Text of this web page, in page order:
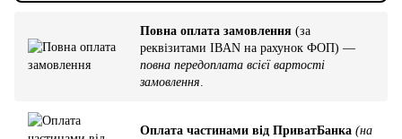
Повна оплата замовлення (за
реквізитами IBAN на рахунок ФОП) —
повна передоплата всієї вартості
замовлення
Оплата частинами від ПриватБанка (на